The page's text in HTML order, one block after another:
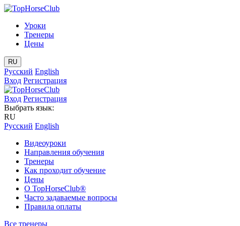
Уроки
Тренеры
Цены
RU
Русский English
Вход Регистрация
Вход Регистрация
Выбрать язык:
RU
Русский English
Видеоуроки
Направления обучения
Тренеры
Как проходит обучение
Цены
О TopHorseClub®
Часто задаваемые вопросы
Правила оплаты
Все тренеры